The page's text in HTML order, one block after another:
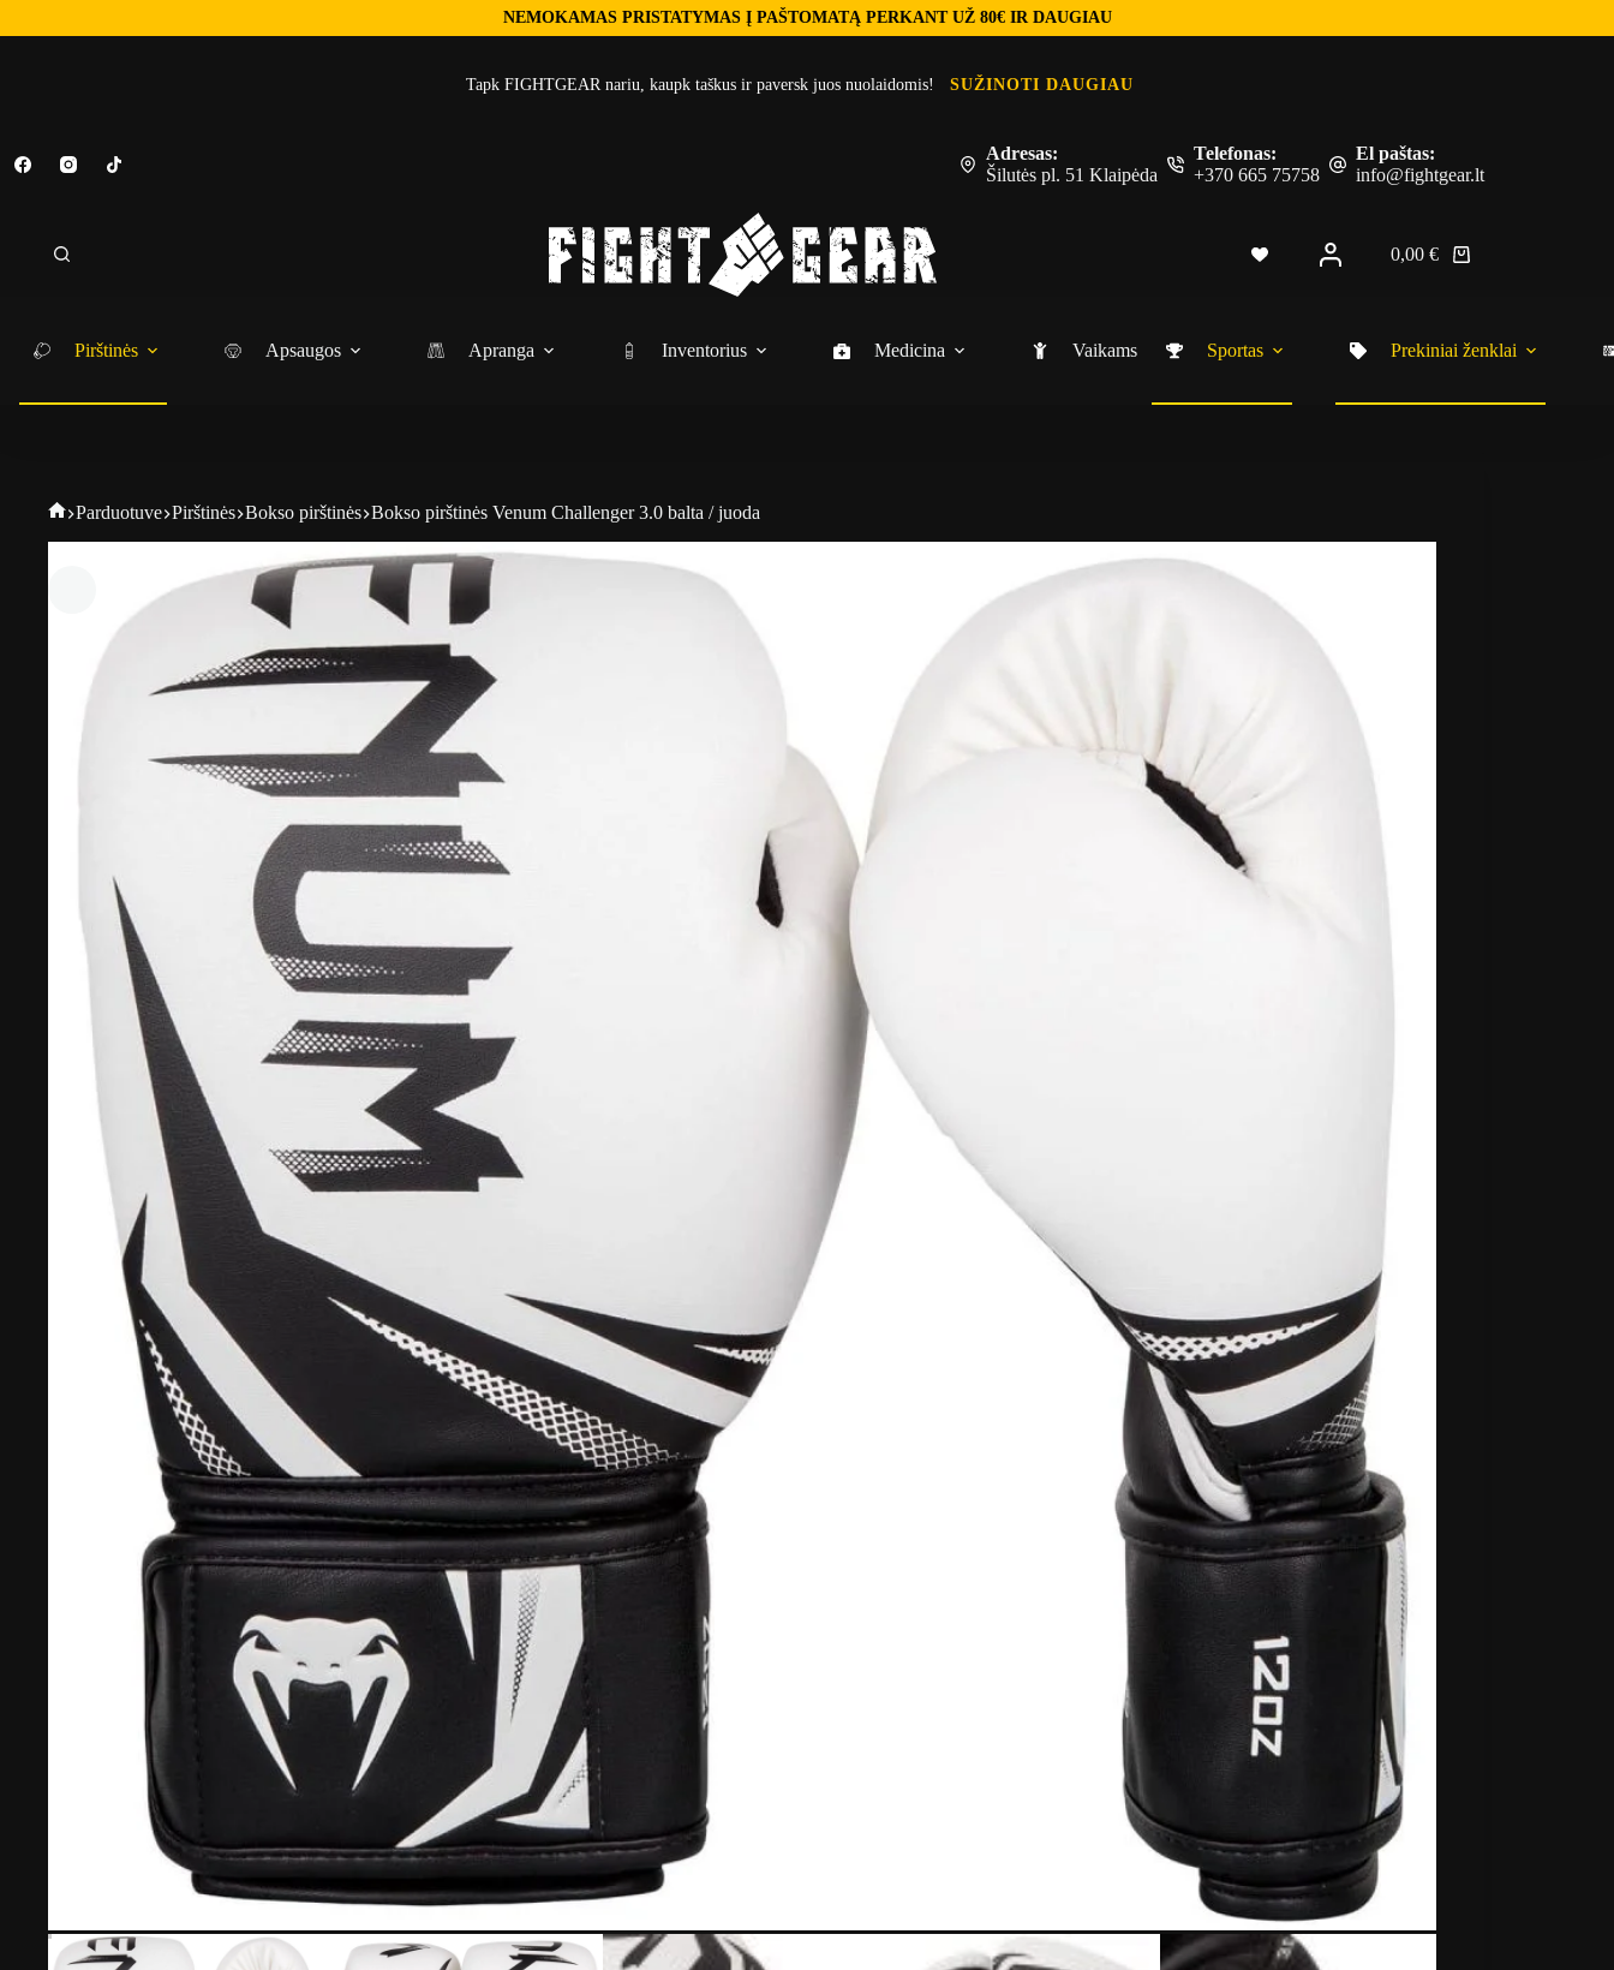
NEMOKAMAS PRISTATYMAS Į PAŠTOMATĄ PERKANT UŽ 80€ IR DAUGIAU
Tapk FIGHTGEAR nariu, kaupk taškus ir paversk juos nuolaidomis! SUŽINOTI DAUGIAU
Adresas:
Šilutės pl. 51 Klaipėda
Telefonas:
+370 665 75758
El paštas:
info@fightgear.lt
0,00€
Pirštinės Apsaugos Apranga Inventorius Medicina Vaikams Sportas Prekiniai ženklai
Parduotuve Pirštinės Bokso pirštinės Bokso pirštinės Venum Challenger 3.0 balta / juoda